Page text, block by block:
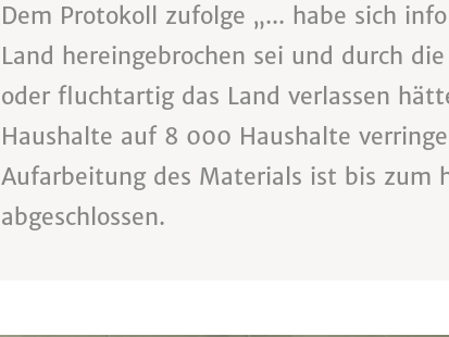
Dem Protokoll zufolge „... habe sich
Land hereingebrochen sei und durch
oder fluchtartig das Land verlassen
Haushalte auf 8 000 Haushalte
Aufarbeitung des Materials ist bis zum
abgeschlossen.